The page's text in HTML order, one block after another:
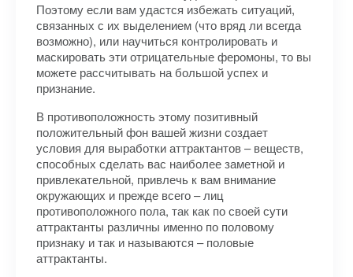
Поэтому если вам удастся избежать ситуаций,
связанных с их выделением (что вряд ли всегда
возможно), или научиться контролировать и
маскировать эти отрицательные феромоны, то вы
можете рассчитывать на большой успех и
признание.
В противоположность этому позитивный
положительный фон вашей жизни создает
условия для выра­ботки аттрактантов – веществ,
способных сделать вас наиболее заметной и
привлекательной, привлечь к вам внимание
окружающих и прежде всего – лиц
противоположного пола, так как по своей сути
аттрактанты различны именно по половому
признаку и так и называются – половые
аттрактанты.